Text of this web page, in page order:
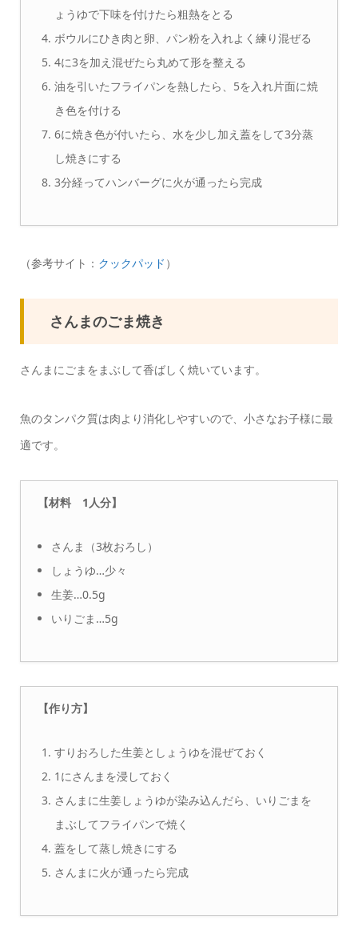
ょうゆで下味を付けたら粗熱をとる
ボウルにひき肉と卵、パン粉を入れよく練り混ぜる
4に3を加え混ぜたら丸めて形を整える
油を引いたフライパンを熱したら、5を入れ片面に焼
き色を付ける
6に焼き色が付いたら、水を少し加え蓋をして3分蒸
し焼きにする
3分経ってハンバーグに火が通ったら完成
（参考サイト： クックパッド ）
さんまのごま焼き
さんまにごまをまぶして香ばしく焼いています。
魚のタンパク質は肉より消化しやすいので、小さなお子様に最
適です。
【材料 1人分】
さんま（3枚おろし）
しょうゆ…少々
生姜…0.5g
いりごま…5g
【作り方】
すりおろした生姜としょうゆを混ぜておく
1にさんまを浸しておく
さんまに生姜しょうゆが染み込んだら、いりごまを
まぶしてフライパンで焼く
蓋をして蒸し焼きにする
さんまに火が通ったら完成